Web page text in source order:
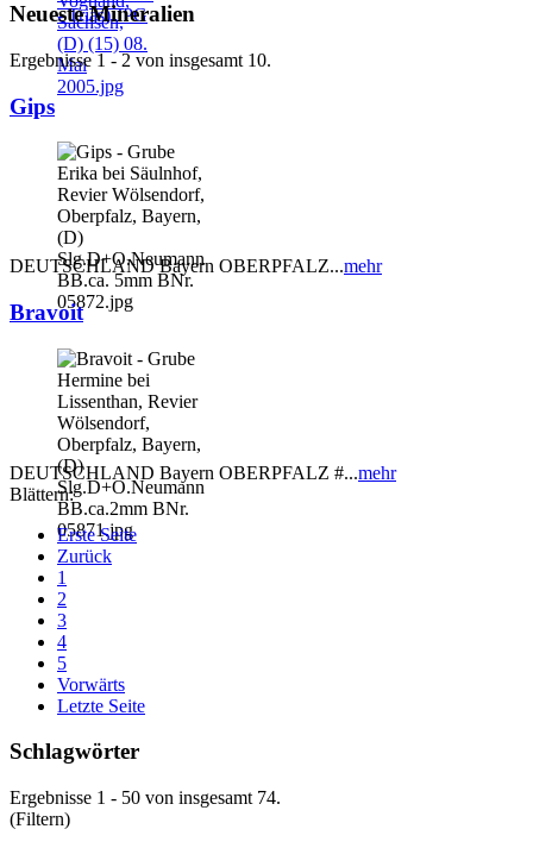
Neueste Mineralien
Ergebnisse 1 - 2 von insgesamt 10.
Gips
DEUTSCHLAND Bayern OBERPFALZ...mehr
Bravoit
DEUTSCHLAND Bayern OBERPFALZ #...mehr
Blättern:
Erste Seite
Zurück
1
2
3
4
5
Vorwärts
Letzte Seite
Schlagwörter
Ergebnisse 1 - 50 von insgesamt 74.
(Filtern)